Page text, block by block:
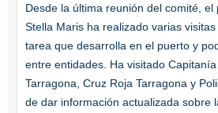
Desde la última reunión del comité, el
Stella Maris ha realizado varias
tarea que desarrolla en el puerto y
entre entidades. Ha visitado
Tarragona, Cruz Roja Tarragona y
de dar información actualizada sobre